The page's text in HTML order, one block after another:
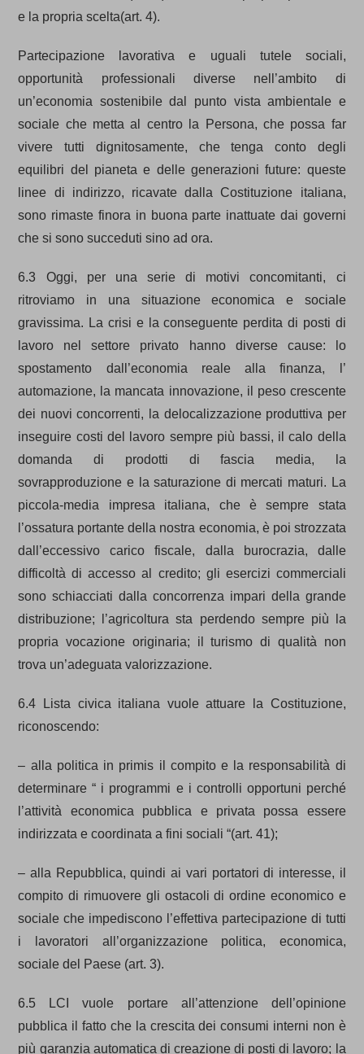
e la propria scelta(art. 4).
Partecipazione lavorativa e uguali tutele sociali,
opportunità professionali diverse nell’ambito di
un’economia sostenibile dal punto vista ambientale e
sociale che metta al centro la Persona, che possa far
vivere tutti dignitosamente, che tenga conto degli
equilibri del pianeta e delle generazioni future: queste
linee di indirizzo, ricavate dalla Costituzione italiana,
sono rimaste finora in buona parte inattuate dai governi
che si sono succeduti sino ad ora.
6.3 Oggi, per una serie di motivi concomitanti, ci
ritroviamo in una situazione economica e sociale
gravissima. La crisi e la conseguente perdita di posti di
lavoro nel settore privato hanno diverse cause: lo
spostamento dall’economia reale alla finanza, l’
automazione, la mancata innovazione, il peso crescente
dei nuovi concorrenti, la delocalizzazione produttiva per
inseguire costi del lavoro sempre più bassi, il calo della
domanda di prodotti di fascia media, la
sovrapproduzione e la saturazione di mercati maturi. La
piccola-media impresa italiana, che è sempre stata
l’ossatura portante della nostra economia, è poi strozzata
dall’eccessivo carico fiscale, dalla burocrazia, dalle
difficoltà di accesso al credito; gli esercizi commerciali
sono schiacciati dalla concorrenza impari della grande
distribuzione; l’agricoltura sta perdendo sempre più la
propria vocazione originaria; il turismo di qualità non
trova un’adeguata valorizzazione.
6.4 Lista civica italiana vuole attuare la Costituzione,
riconoscendo:
– alla politica in primis il compito e la responsabilità di
determinare “ i programmi e i controlli opportuni perché
l’attività economica pubblica e privata possa essere
indirizzata e coordinata a fini sociali “(art. 41);
– alla Repubblica, quindi ai vari portatori di interesse, il
compito di rimuovere gli ostacoli di ordine economico e
sociale che impediscono l’effettiva partecipazione di tutti
i lavoratori all’organizzazione politica, economica,
sociale del Paese (art. 3).
6.5 LCI vuole portare all’attenzione dell’opinione
pubblica il fatto che la crescita dei consumi interni non è
più garanzia automatica di creazione di posti di lavoro; la